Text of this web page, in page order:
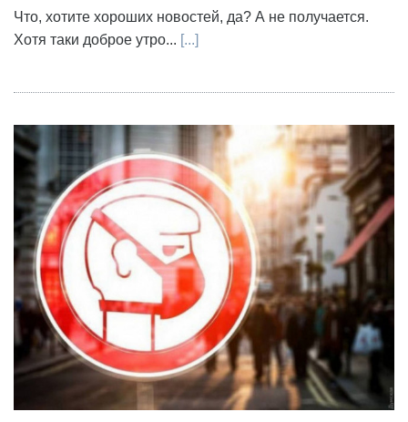
Что, хотите хороших новостей, да? А не получается.
Хотя таки доброе утро... [...]